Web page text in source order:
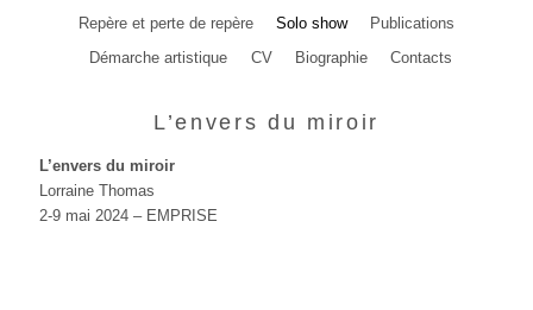
Repère et perte de repère
Solo show
Publications
Démarche artistique
CV Biographie Contacts
L’envers du miroir
L’envers du miroir
Lorraine Thomas
2-9 mai 2024 – EMPRISE